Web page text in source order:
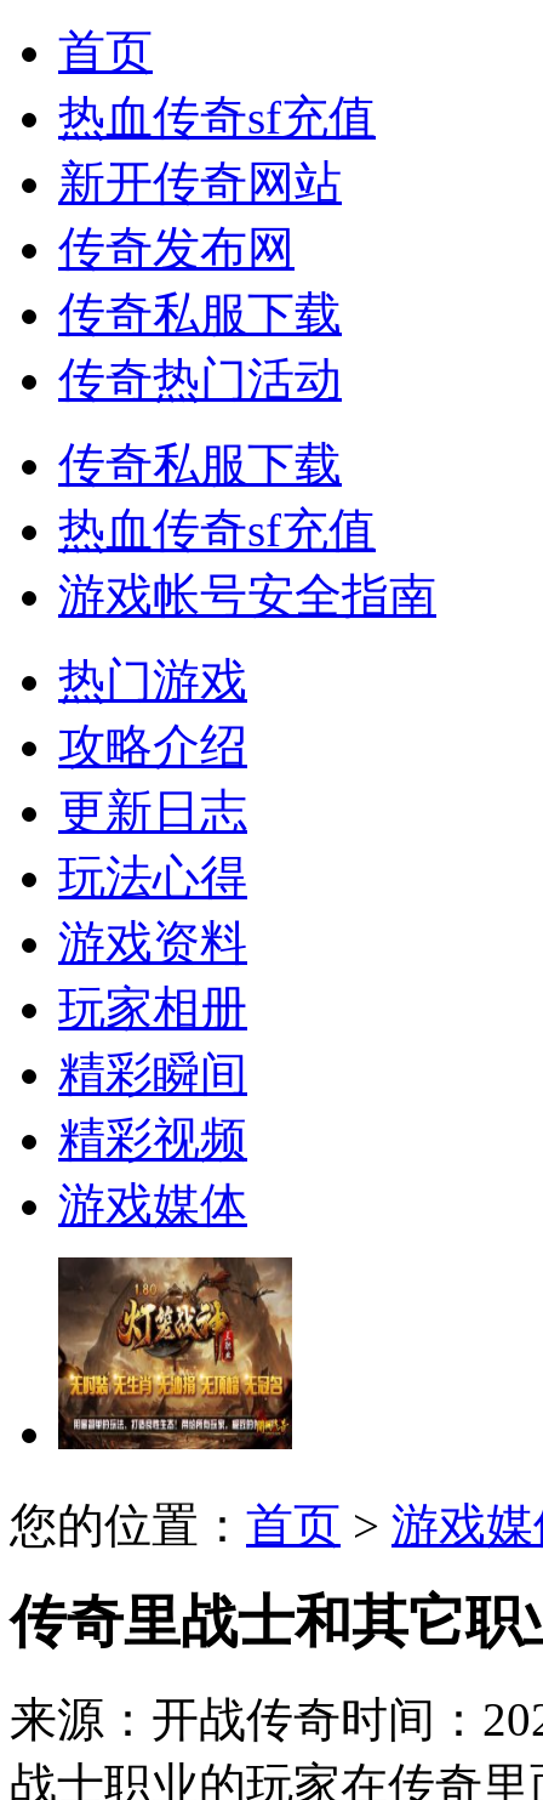
首页
热血传奇sf充值
新开传奇网站
传奇发布网
传奇私服下载
传奇热门活动
传奇私服下载
热血传奇sf充值
游戏帐号安全指南
热门游戏
攻略介绍
更新日志
玩法心得
游戏资料
玩家相册
精彩瞬间
精彩视频
游戏媒体
您的位置： 首页 > 游戏
传奇里战士和其它
来源：开战传奇时间：
战士职业的玩家在传奇